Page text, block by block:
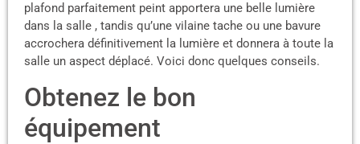
plafond parfaitement peint apportera une belle lumière
dans la salle , tandis qu’une vilaine tache ou une bavure
accrochera définitivement la lumière et donnera à toute la
salle un aspect déplacé. Voici donc quelques conseils.
Obtenez le bon
équipement